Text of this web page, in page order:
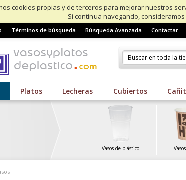
cookies propias y de terceros para mejorar nuestros
Si continua navegando,
Términos de búsqueda Búsqueda Avanzada Contactar
Platos Lecheras Cubiertos
Vasos de plástico